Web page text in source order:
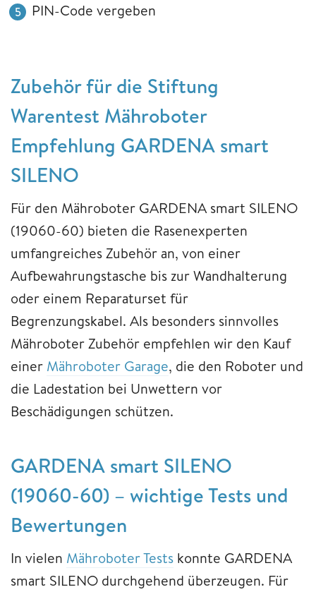
PIN-Code vergeben
Zubehör für die Stiftung
Warentest Mähroboter
Empfehlung GARDENA smart
SILENO
Für den Mähroboter GARDENA smart SILENO
(19060-60) bieten die Rasenexperten
umfangreiches Zubehör an, von einer
Aufbewahrungstasche bis zur Wandhalterung
oder einem Reparaturset für
Begrenzungskabel. Als besonders sinnvolles
Mähroboter Zubehör empfehlen wir den Kauf
einer Mähroboter Garage, die den Roboter und
die Ladestation bei Unwettern vor
Beschädigungen schützen.
GARDENA smart SILENO
(19060-60) – wichtige Tests und
Bewertungen
In vielen Mähroboter Tests konnte GARDENA
smart SILENO durchgehend überzeugen. Für